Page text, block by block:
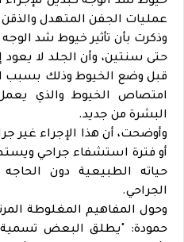
عمليات الجفن المتهدل
حتى سنتين، وأن الجلد لا يعود
قبل وضع الخيوط وذلك بسبب
امتصاص الخيوط والذي
البشرة من جديد.
وأوضحت، أن هذا الإجراء غير
أو فترة استشفاء جراحي
حياته الطبيعية دون
الجراحي.
وحول المفاهيم المغلوطة
حمودة: "يطلق البعض تسمية